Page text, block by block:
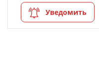
Уведомить